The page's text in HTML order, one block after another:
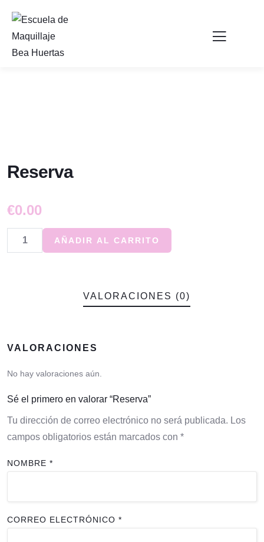
Reserva
€0.00
AÑADIR AL CARRITO
VALORACIONES (0)
VALORACIONES
No hay valoraciones aún.
Sé el primero en valorar “Reserva”
Tu dirección de correo electrónico no será publicada. Los
campos obligatorios están marcados con *
NOMBRE *
CORREO ELECTRÓNICO *